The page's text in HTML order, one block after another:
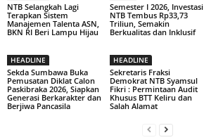
NTB Selangkah Lagi
Terapkan Sistem
Manajemen Talenta ASN,
BKN RI Beri Lampu Hijau
Semester I 2026, Investasi
NTB Tembus Rp33,73
Triliun, Semakin
Berkualitas dan Inklusif
HEADLINE
Sekda Sumbawa Buka
Pemusatan Diklat Calon
Paskibraka 2026, Siapkan
Generasi Berkarakter dan
Berjiwa Pancasila
HEADLINE
Sekretaris Fraksi
Demokrat NTB Syamsul
Fikri : Permintaan Audit
Khusus BTT Keliru dan
Salah Alamat